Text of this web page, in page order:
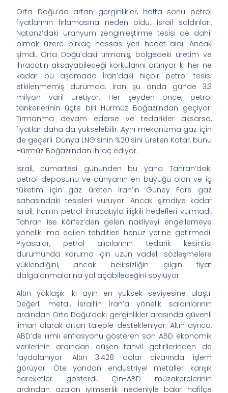
Orta Doğu’da artan gerginlikler, hafta sonu petrol
fiyatlarının fırlamasına neden oldu. İsrail saldırıları,
Natanz’daki uranyum zenginleştirme tesisi de dahil
olmak üzere birkaç hassas yeri hedef aldı. Ancak
şimdi, Orta Doğu’daki tırmanış, bölgedeki üretim ve
ihracatın aksayabileceği korkularını artırıyor ki her ne
kadar bu aşamada İran’daki hiçbir petrol tesisi
etkilenmemiş durumda. İran şu anda günde 3,3
milyon varil üretiyor. Her şeyden önce, petrol
tankerlerinin üçte biri Hürmüz Boğazı’ndan geçiyor.
Tırmanma devam ederse ve tedarikler aksarsa,
fiyatlar daha da yükselebilir. Aynı mekanizma gaz için
de geçerli. Dünya LNG’sinin %20’sini üreten Katar, bunu
Hürmüz Boğazı’ndan ihraç ediyor.
İsrail, cumartesi gününden bu yana Tahran’daki
petrol deposunu ve dünyanın en büyüğü olan ve iç
tüketim için gaz üreten İran’ın Güney Fars gaz
sahasındaki tesisleri vuruyor. Ancak şimdiye kadar
İsrail, İran’ın petrol ihracatıyla ilişkili hedefleri vurmadı,
Tahran ise Körfez’den gelen nakliyeyi engellemeye
yönelik ima edilen tehditleri henüz yerine getirmedi.
Piyasalar, petrol alıcılarının tedarik kesintisi
durumunda koruma için uzun vadeli sözleşmelere
yüklendiğini, ancak belirsizliğin çılgın fiyat
dalgalanmalarına yol açabileceğini söylüyor.
Altın yaklaşık iki ayın en yüksek seviyesine ulaştı.
Değerli metal, İsrail’in İran’a yönelik saldırılarının
ardından Orta Doğu’daki gerginlikler arasında güvenli
liman olarak artan taleple destekleniyor. Altın ayrıca,
ABD’de ılımlı enflasyonu gösteren son ABD ekonomik
verilerinin ardından düşen tahvil getirilerinden de
faydalanıyor. Altın 3.428 dolar civarında işlem
görüyor. Öte yandan endüstriyel metaller karışık
hareketler gösterdi. Çin-ABD müzakerelerinin
ardından azalan iyimserlik nedeniyle bakır hafifçe